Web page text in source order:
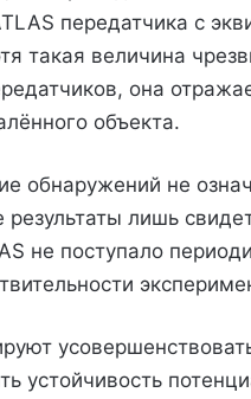
передатчика с
такая величина
она
объекта.
обнаружений не
лишь
не поступало
устойчивость